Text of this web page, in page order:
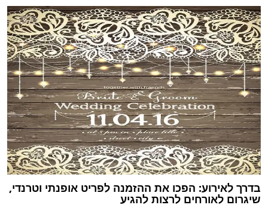
בדרך לאירוע: הפכו את ההזמנה לפריט אופנתי וטרנדי,
שיגרום לאורחים לרצות להגיע